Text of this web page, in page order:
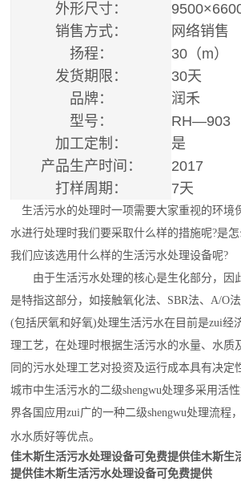
外形尺寸：
销售方式：
网络销售
扬程：
30（m）
发货期限：
30天
品牌：
润禾
型号：
RH—903
加工定制：
是
产品生产时间：
2017
打样周期：
7天
生活污水的处理时一项需要大家重视的环境
水进行处理时我们要采取什么样的措施呢?是
我们应该选用什么样的生活污水处理设备呢?
由于生活污水处理的核心是生化部分，因
是特指这部分，如接触氧化法、SBR法、A/O
(包括厌氧和好氧)处理生活污水在目前是zui经
理工艺，在处理时根据生活污水的水量、水质
同的污水处理工艺对投资及运行成本具有决定
城市中生活污水的二级shengwu处理多采用活
界各国应用zui广的一种二级shengwu处理流程
水水质好等优点。
佳木斯生活污水处理设备可免费提供佳木斯生
提供佳木斯生活污水处理设备可免费提供